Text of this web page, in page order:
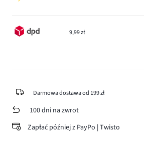
9,99 zł
Darmowa dostawa od 199 zł
100 dni na zwrot
Zapłać później z PayPo | Twisto